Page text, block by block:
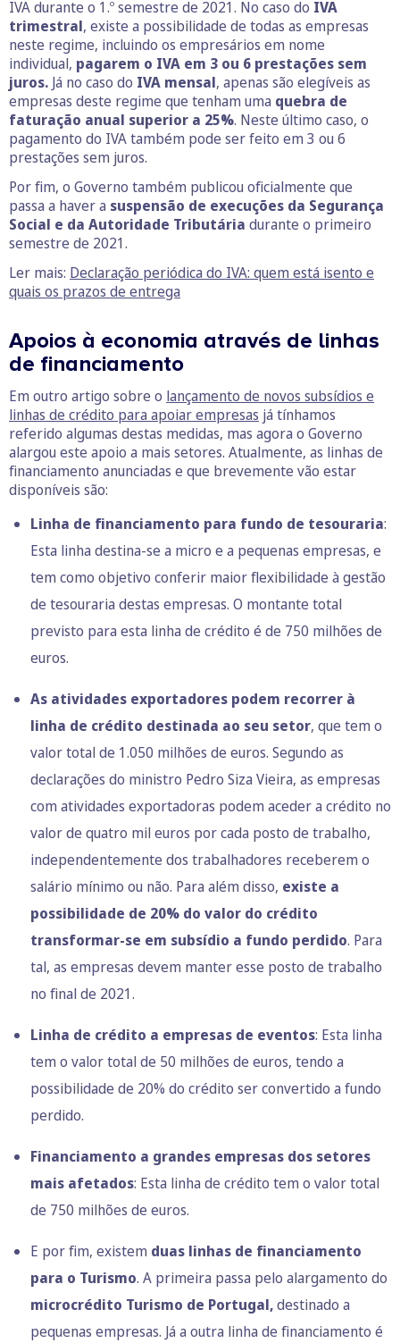
IVA durante o 1.º semestre de 2021. No caso do IVA
trimestral, existe a possibilidade de todas as empresas
neste regime, incluindo os empresários em nome
individual, pagarem o IVA em 3 ou 6 prestações sem
juros. Já no caso do IVA mensal, apenas são elegíveis as
empresas deste regime que tenham uma quebra de
faturação anual superior a 25%. Neste último caso, o
pagamento do IVA também pode ser feito em 3 ou 6
prestações sem juros.
Por fim, o Governo também publicou oficialmente que
passa a haver a suspensão de execuções da Segurança
Social e da Autoridade Tributária durante o primeiro
semestre de 2021.
Ler mais: Declaração periódica do IVA: quem está isento e
quais os prazos de entrega
Apoios à economia através de linhas
de financiamento
Em outro artigo sobre o lançamento de novos subsídios e
linhas de crédito para apoiar empresas já tínhamos
referido algumas destas medidas, mas agora o Governo
alargou este apoio a mais setores. Atualmente, as linhas de
financiamento anunciadas e que brevemente vão estar
disponíveis são:
Linha de financiamento para fundo de tesouraria:
Esta linha destina-se a micro e a pequenas empresas, e
tem como objetivo conferir maior flexibilidade à gestão
de tesouraria destas empresas. O montante total
previsto para esta linha de crédito é de 750 milhões de
euros.
As atividades exportadores podem recorrer à
linha de crédito destinada ao seu setor, que tem o
valor total de 1.050 milhões de euros. Segundo as
declarações do ministro Pedro Siza Vieira, as empresas
com atividades exportadoras podem aceder a crédito no
valor de quatro mil euros por cada posto de trabalho,
independentemente dos trabalhadores receberem o
salário mínimo ou não. Para além disso, existe a
possibilidade de 20% do valor do crédito
transformar-se em subsídio a fundo perdido. Para
tal, as empresas devem manter esse posto de trabalho
no final de 2021.
Linha de crédito a empresas de eventos: Esta linha
tem o valor total de 50 milhões de euros, tendo a
possibilidade de 20% do crédito ser convertido a fundo
perdido.
Financiamento a grandes empresas dos setores
mais afetados: Esta linha de crédito tem o valor total
de 750 milhões de euros.
E por fim, existem duas linhas de financiamento
para o Turismo. A primeira passa pelo alargamento do
microcrédito Turismo de Portugal,destinado a
pequenas empresas. Já a outra linha de financiamento é